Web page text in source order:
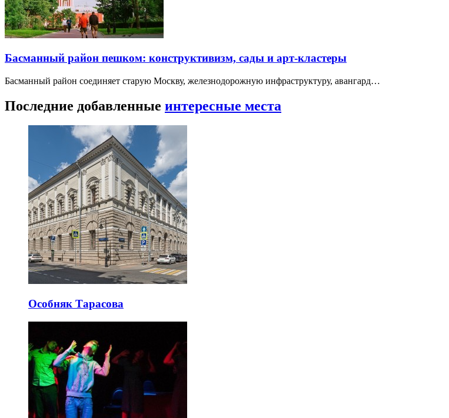
Басманный район пешком: конструктивизм, сады и арт-кластеры
Басманный район соединяет старую Москву, железнодорожную инфраструктуру, авангард…
Последние добавленные интересные места
Особняк Тарасова